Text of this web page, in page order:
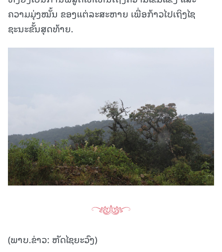
ຄວາມມຸ່ງໝັ້ນ ຂອງແຕ່ລະສະຫາຍ ເພື່ອກ້າວໄປເຖິງໄຊ
ຊະນະຂັ້ນສຸດທ້າຍ.
(ພາບ.ຂ່າວ: ຫັດໄຊຍະວົງ)